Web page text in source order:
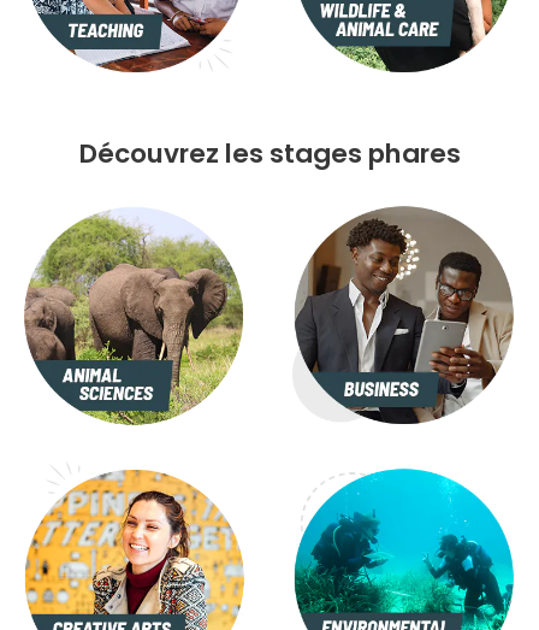
Découvrez les stages phares